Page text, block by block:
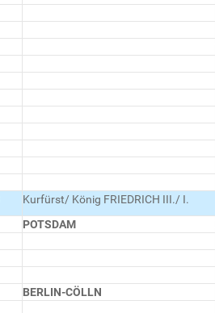
Kurfürst/ König FRIEDRICH III./ I.
POTSDAM
BERLIN-CÖLLN